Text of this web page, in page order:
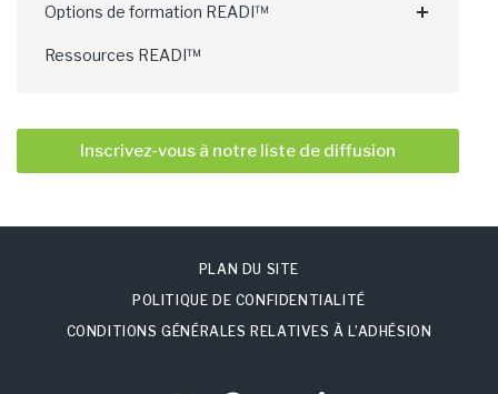
Options de formation READI™
Ressources READI™
Inscrivez-vous à notre liste de diffusion
PLAN DU SITE
POLITIQUE DE CONFIDENTIALITÉ
CONDITIONS GÉNÉRALES RELATIVES À L’ADHÉSION